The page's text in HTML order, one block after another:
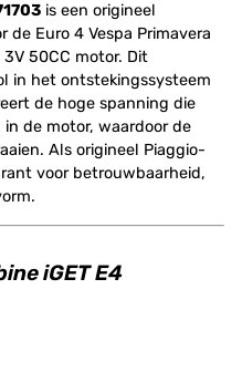
is een origineel
Euro 4 Vespa Primavera
50CC motor. Dit
in het ontstekingssysteem
de hoge spanning die
de motor, waardoor de
Als origineel Piaggio-
voor betrouwbaarheid,
iGET E4